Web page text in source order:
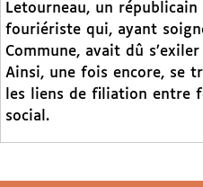
Letourneau, un républicain
fouriériste qui, ayant
Commune, avait dû
Ainsi, une fois encore, se
les liens de filiation entre
social.